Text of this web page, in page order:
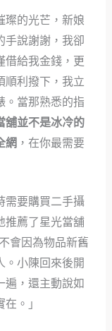
璨的光芒，新娘
手說謝謝，我卻
給我金錢，更
順利撥下，我立
。當那熟悉的指
舖並不是冰冷的
網 ，在你最需要
需要購買二手攝
推薦了星光當舖
會因為物品新舊
。小陳回來後開
遍，還主動說如
。」